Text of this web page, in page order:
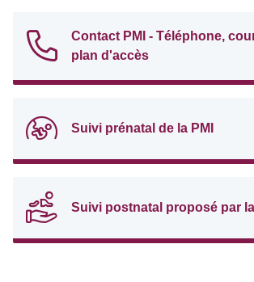
Contact PMI - Téléphone,
plan d'accès
Suivi prénatal de la PMI
Suivi postnatal proposé par la